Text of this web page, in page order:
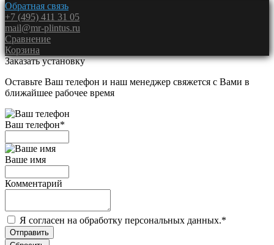
Обратная связь
+7 (495) 411 31 05
mail@mr-plintus.ru
Сравнение
Корзина
Заказать установку
Оставьте Ваш телефон и наш менеджер свяжется с Вами в
ближайшее рабочее время
Ваш телефон*
Ваше имя
Комментарий
Я согласен на обработку персональных данных.*